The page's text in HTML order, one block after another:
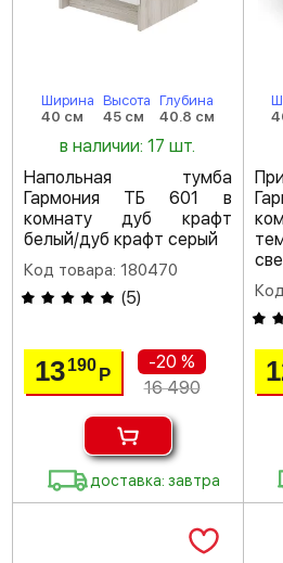
Ширина
40 см
Высота
45 см
Глубина
40.8 см
в наличии: 17 шт.
Напольная тумба
Гармония ТБ 601 в
комнату дуб крафт
белый/дуб крафт серый
Код товара: 180470
(5)
13190Р
-20 %
16 490
доставка: завтра